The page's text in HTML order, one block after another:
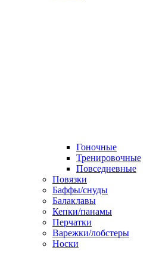
Гоночные
Тренировочные
Повседневные
Повязки
Баффы/снуды
Балаклавы
Кепки/панамы
Перчатки
Варежки/лобстеры
Носки